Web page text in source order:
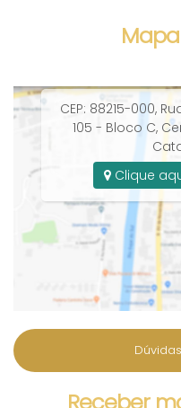
CEP: 88215-000,
105 - Bloco C,
Clique